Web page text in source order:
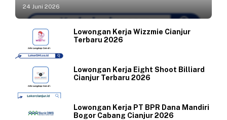
24 Juni 2026
Lowongan Kerja Wizzmie Cianjur
Terbaru 2026
Lowongan Kerja Eight Shoot Billiard
Cianjur Terbaru 2026
Lowongan Kerja PT BPR Dana Mandiri
Bogor Cabang Cianjur 2026